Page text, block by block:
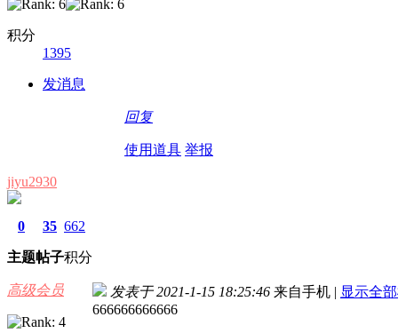
积分
1395
发消息
回复
使用道具 举报
jiyu2930
0
主题
35
帖子
662
积分
高级会员 发表于 2021-1-15 18:25:46 来自手机 | 显示全
666666666666